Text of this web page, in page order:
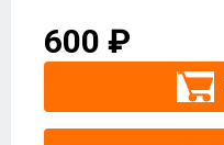
600 ₽